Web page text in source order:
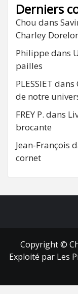
Derniers
Chou dans
Charley
Philippe dans
pailles
PLESSIET dans
de notre
FREY P. dans
brocante
Jean-François
cornet
Copyright ©
Exploité par Les